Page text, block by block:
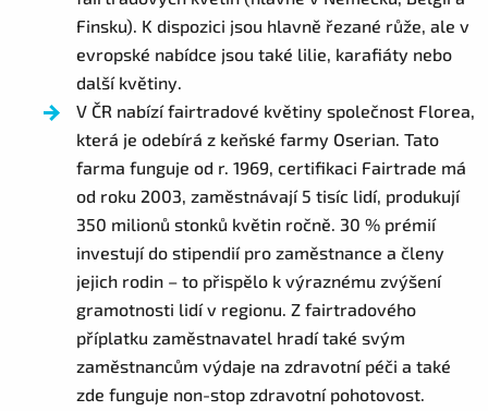
Finsku). K dispozici jsou hlavně řezané růže, ale v
evropské nabídce jsou také lilie, karafiáty nebo
další květiny.
V ČR nabízí fairtradové květiny společnost Florea,
která je odebírá z keňské farmy Oserian. Tato
farma funguje od r. 1969, certifikaci Fairtrade má
od roku 2003, zaměstnávají 5 tisíc lidí, produkují
350 milionů stonků květin ročně. 30 % prémií
investují do stipendií pro zaměstnance a členy
jejich rodin – to přispělo k výraznému zvýšení
gramotnosti lidí v regionu. Z fairtradového
příplatku zaměstnavatel hradí také svým
zaměstnancům výdaje na zdravotní péči a také
zde funguje non-stop zdravotní pohotovost.